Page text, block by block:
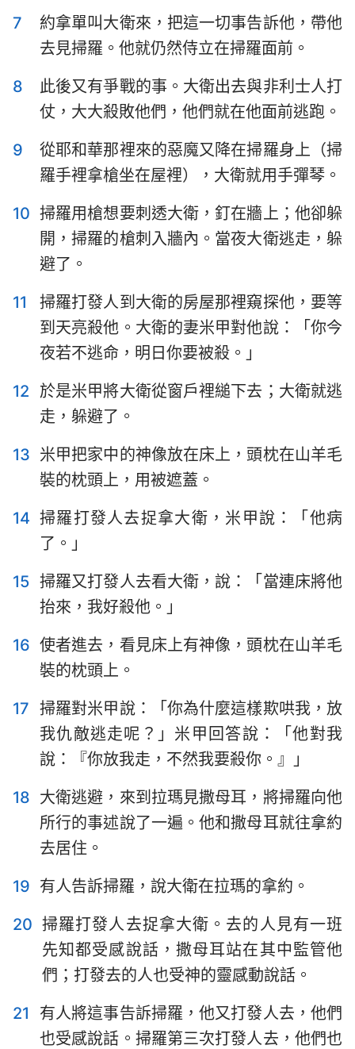
8
9 10 11 12 13
14
15
16
22
23 24 25 26 27
28
29
30 31
7
約拿單叫大衛來，把這一切事告訴他，帶他
去見掃羅。他就仍然侍立在掃羅面前。
8
此後又有爭戰的事。大衛出去與非利士人打
仗，大大殺敗他們，他們就在他面前逃跑。
9
從耶和華那裡來的惡魔又降在掃羅身上（掃
羅手裡拿槍坐在屋裡），大衛就用手彈琴。
10 掃羅用槍想要刺透大衛，釘在牆上；他卻躲
開，掃羅的槍刺入牆內。當夜大衛逃走，躲
避了。
11
掃羅打發人到大衛的房屋那裡窺探他，要等
到天亮殺他。大衛的妻米甲對他說：「你今
夜若不逃命，明日你要被殺。」
12
於是米甲將大衛從窗戶裡縋下去；大衛就逃
走，躲避了。
13 米甲把家中的神像放在床上，頭枕在山羊毛
裝的枕頭上，用被遮蓋。
14 掃羅打發人去捉拿大衛，米甲說：「他病
了。」
15 掃羅又打發人去看大衛，說：「當連床將他
抬來，我好殺他。」
16 使者進去，看見床上有神像，頭枕在山羊毛
裝的枕頭上。
17 掃羅對米甲說：「你為什麼這樣欺哄我，放
我仇敵逃走呢？」米甲回答說：「他對我
說：『你放我走，不然我要殺你。』」
18 大衛逃避，來到拉瑪見撒母耳，將掃羅向他
所行的事述說了一遍。他和撒母耳就往拿約
去居住。
19 有人告訴掃羅，說大衛在拉瑪的拿約。
20 掃羅打發人去捉拿大衛。去的人見有一班
先知都受感說話，撒母耳站在其中監管他
們；打發去的人也受神的靈感動說話。
21
有人將這事告訴掃羅，他又打發人去，他們
也受感說話。掃羅第三次打發人去，他們也